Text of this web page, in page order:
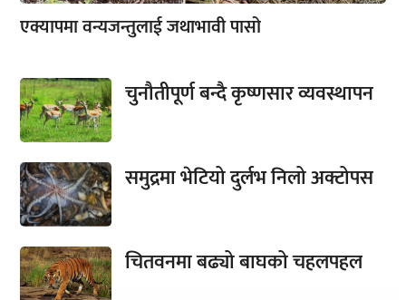
एक्यापमा वन्यजन्तुलाई जथाभावी पासो
चुनौतीपूर्ण बन्दै कृष्णसार व्यवस्थापन
समुद्रमा भेटियो दुर्लभ निलो अक्टोपस
चितवनमा बढ्यो बाघको चहलपहल